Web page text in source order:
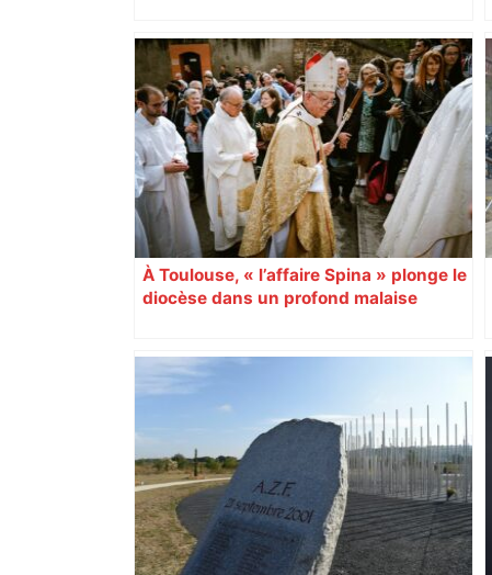
À Toulouse, « l’affaire Spina » plonge le
diocèse dans un profond malaise